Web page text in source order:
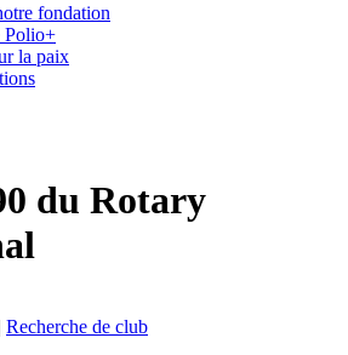
fondation
Polio+
la paix
du Rotary
Recherche de club